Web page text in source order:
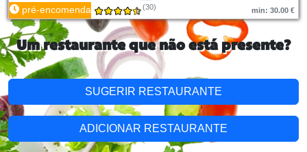
pré-encomenda (30) min: 30.00 €
Um restaurante que não está presente?
SUGERIR RESTAURANTE
ADICIONAR RESTAURANTE